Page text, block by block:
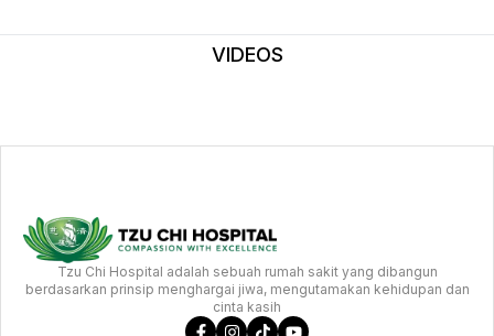
VIDEOS
Tzu Chi Hospital adalah sebuah rumah sakit yang dibangun
berdasarkan prinsip menghargai jiwa, mengutamakan kehidupan dan
cinta kasih